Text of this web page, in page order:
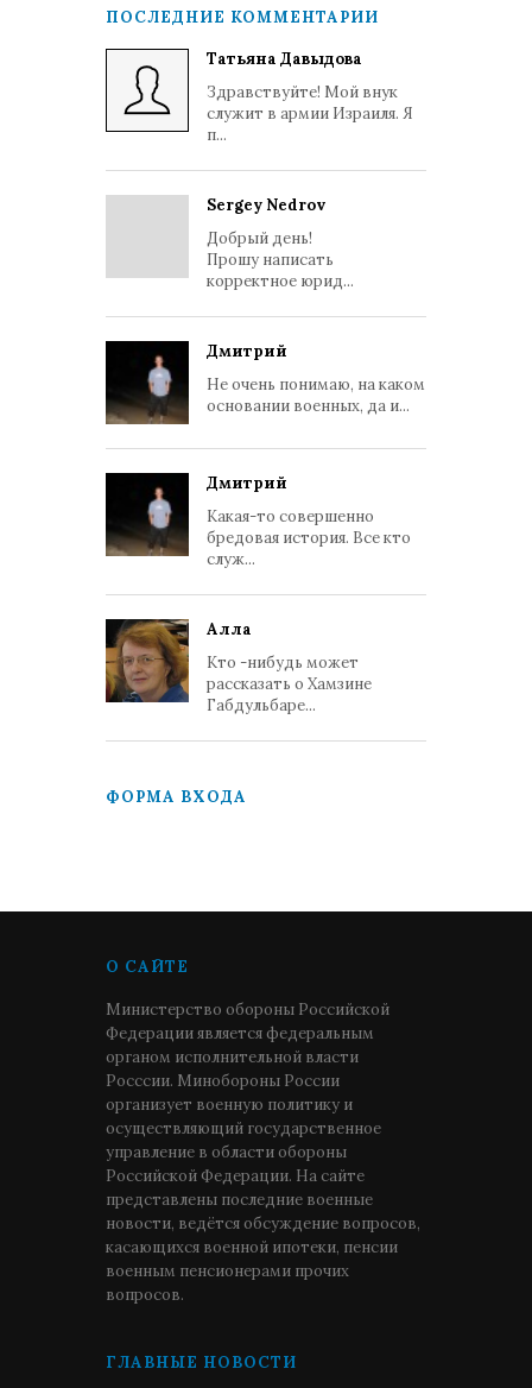
ПОСЛЕДНИЕ КОММЕНТАРИИ
Татьяна Давыдова
Здравствуйте! Мой внук
служит в армии Израиля. Я
п...
Sergey Nedrov
Добрый день!
Прошу написать
корректное юрид...
Дмитрий
Не очень понимаю, на каком
основании военных, да и...
Дмитрий
Какая-то совершенно
бредовая история. Все кто
служ...
Алла
Кто -нибудь может
рассказать о Хамзине
Габдульбаре...
ФОРМА ВХОДА
О САЙТЕ
Министерство обороны Российской
Федерации является федеральным
органом исполнительной власти
Росссии. Минобороны России
организует военную политику и
осуществляющий государственное
управление в области обороны
Российской Федерации. На сайте
представлены последние военные
новости, ведётся обсуждение вопросов,
касающихся военной ипотеки, пенсии
военным пенсионерами прочих
вопросов.
ГЛАВНЫЕ НОВОСТИ